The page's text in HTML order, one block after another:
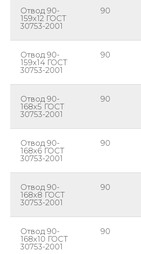
Отвод 90-
159х12 ГОСТ
30753-2001
90
Отвод 90-
159х14 ГОСТ
30753-2001
90
Отвод 90-
168х5 ГОСТ
30753-2001
90
Отвод 90-
168х6 ГОСТ
30753-2001
90
Отвод 90-
168х8 ГОСТ
30753-2001
90
Отвод 90-
168х10 ГОСТ
30753-2001
90